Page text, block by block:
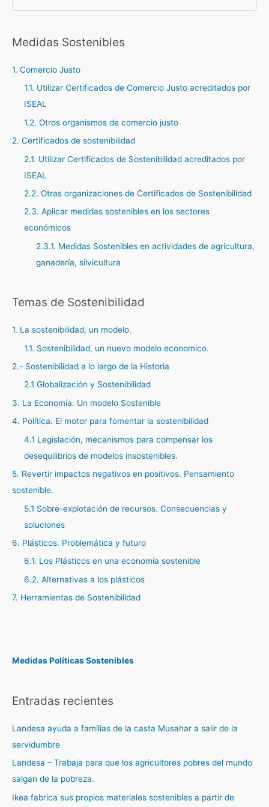
c
r
:
Medidas Sostenibles
1. Comercio Justo
1.1. Utilizar Certificados de Comercio Justo acreditados por
ISEAL
1.2. Otros organismos de comercio justo
2. Certificados de sostenibilidad
2.1. Utilizar Certificados de Sostenibilidad acreditados por
ISEAL
2.2. Otras organizaciones de Certificados de Sostenibilidad
2.3. Aplicar medidas sostenibles en los sectores
económicos
2.3.1. Medidas Sostenibles en actividades de agricultura,
ganadería, silvicultura
Temas de Sostenibilidad
1. La sostenibilidad, un modelo.
1.1. Sostenibilidad, un nuevo modelo economico.
2.- Sostenibilidad a lo largo de la Historia
2.1 Globalización y Sostenibilidad
3. La Economía. Un modelo Sostenible
4. Política. El motor para fomentar la sostenibilidad
4.1 Legislación, mecanismos para compensar los
desequilibrios de modelos insostenibles.
5. Revertir impactos negativos en positivos. Pensamiento
sostenible.
5.1 Sobre-explotación de recursos. Consecuencias y
soluciones
6. Plásticos. Problemática y futuro
6.1. Los Plásticos en una economía sostenible
6.2. Alternativas a los plásticos
7. Herramientas de Sostenibilidad
Medidas Políticas Sostenibles
Entradas recientes
Landesa ayuda a familias de la casta Musahar a salir de la
servidumbre
Landesa – Trabaja para que los agricultores pobres del mundo
salgan de la pobreza.
Ikea fabrica sus propios materiales sostenibles a partir de